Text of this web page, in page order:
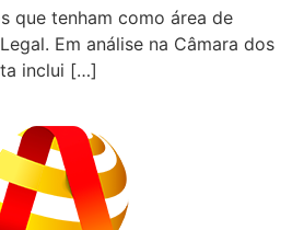
que tenham como área de
Em análise na Câmara dos
inclui […]